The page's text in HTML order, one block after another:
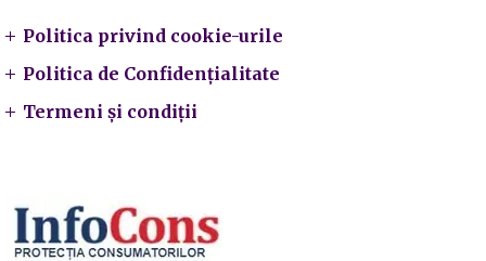
Politica privind cookie-urile
Politica de Confidențialitate
Termeni și condiții